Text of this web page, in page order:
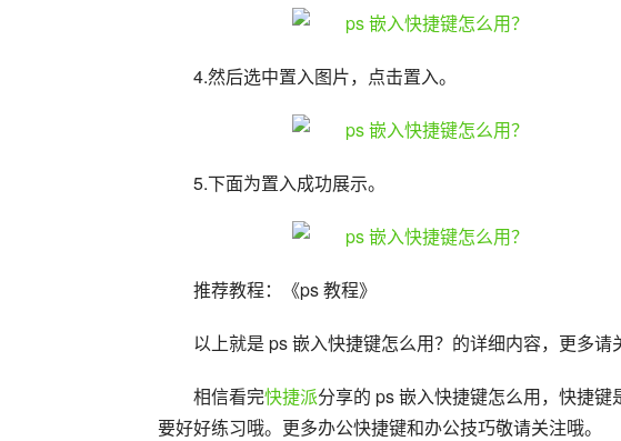
4.然后选中置入图片，点击置入。
5.下面为置入成功展示。
推荐教程：《ps 教程》
以上就是 ps 嵌入快捷键怎么用？的详细内容，更多请
相信看完快捷派分享的 ps 嵌入快捷键怎么用，快捷
要好好练习哦。更多办公快捷键和办公技巧敬请关注哦。